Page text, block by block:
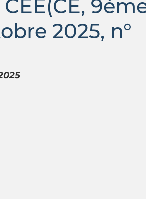
2025, n°